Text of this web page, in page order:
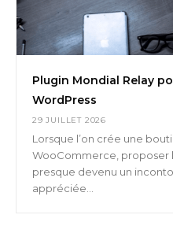
Plugin Mondial Relay
WordPress
29 JUILLET 2026
Lorsque l’on crée une
WooCommerce, proposer
presque devenu un
appréciée...